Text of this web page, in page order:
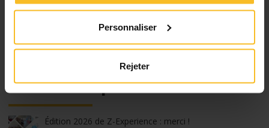
Personnaliser
Rejeter
Nouveautés Événements
Articles les plus lus
Édition 2026 de Z-Experience : merci !